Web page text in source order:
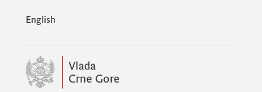
English